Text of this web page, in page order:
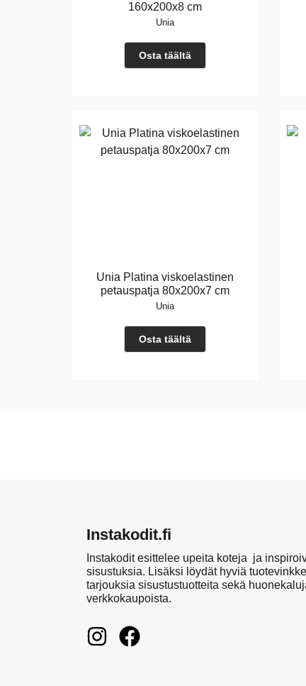
160x200x8 cm
Unia
Osta täältä
Unia Platina viskoelastinen
petauspatja 80x200x7 cm
Unia
Osta täältä
Instakodit.fi
Instakodit esittelee upeita koteja ja
sisustuksia. Lisäksi löydät hyviä
tarjouksia sisustustuotteita sekä
verkkokaupoista.